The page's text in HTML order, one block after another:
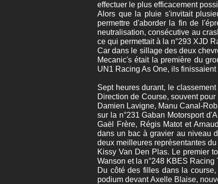
effectuer le plus efficacement
Alors que la pluie s'invitait
permettre d'aborder la fin de
neutralisation, consécutive au
ce qui permettait à la n°293 XJD
Car dans le sillage des deux
Mecanic's était la première du
UN1 Racing As One, ils
Sept heures durant, le
Direction de Course, souvent
Damien Lavigne, Manu Canal-
sur la n°231 Gaban Motorsport
Gaël Frère, Régis Matot et
dans un bac à gravier au niveau
deux meilleures représentantes
Kissy Van Den Plas. Le premier
Wanson et la n°248 KBES
Du côté des filles dans la
podium devant Axelle Blaise,